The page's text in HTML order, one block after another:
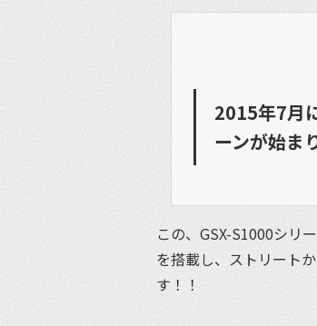
2015年7月
ーンが始ま
この、GSX-S1000シリ
を搭載し、ストリート
す！！